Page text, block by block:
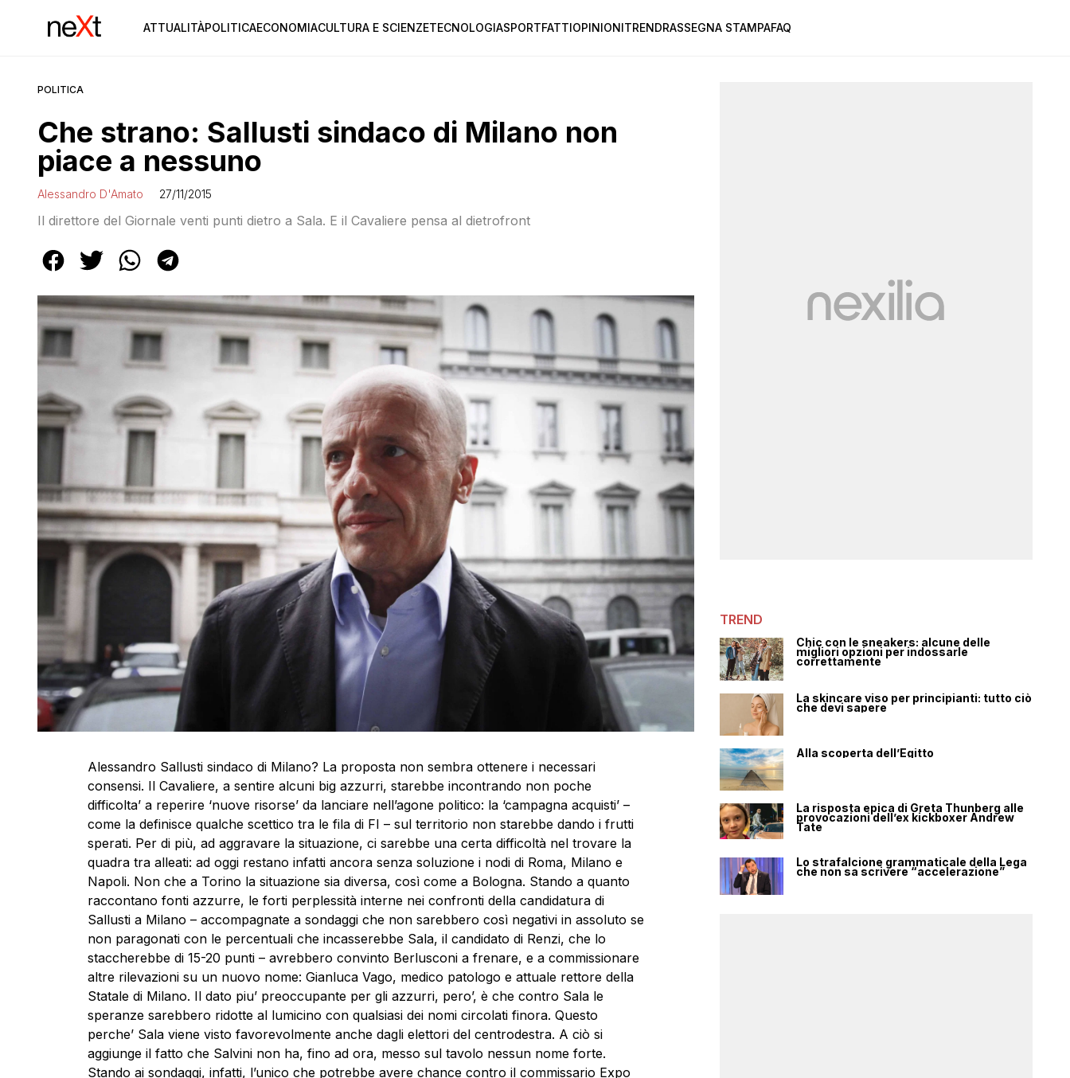
ATTUALITÀPOLITICAECONOMIACULTURA E SCIENZETECNOLOGIASPORTFATTIOPINIONITRENDRASSEGNA STAMPAFAQ
POLITICA
Che strano: Sallusti sindaco di Milano non
piace a nessuno
Alessandro D'Amato 27/11/2015
Il direttore del Giornale venti punti dietro a Sala. E il Cavaliere pensa al dietrofront
Alessandro Sallusti sindaco di Milano? La proposta non sembra ottenere i necessari
consensi. Il Cavaliere, a sentire alcuni big azzurri, starebbe incontrando non poche
difficolta’ a reperire ‘nuove risorse’ da lanciare nell’agone politico: la ‘campagna acquisti’ –
come la definisce qualche scettico tra le fila di FI – sul territorio non starebbe dando i frutti
sperati. Per di più, ad aggravare la situazione, ci sarebbe una certa difficoltà nel trovare la
quadra tra alleati: ad oggi restano infatti ancora senza soluzione i nodi di Roma, Milano e
Napoli. Non che a Torino la situazione sia diversa, così come a Bologna. Stando a quanto
raccontano fonti azzurre, le forti perplessità interne nei confronti della candidatura di
Sallusti a Milano – accompagnate a sondaggi che non sarebbero così negativi in assoluto se
non paragonati con le percentuali che incasserebbe Sala, il candidato di Renzi, che lo
staccherebbe di 15-20 punti – avrebbero convinto Berlusconi a frenare, e a commissionare
altre rilevazioni su un nuovo nome: Gianluca Vago, medico patologo e attuale rettore della
Statale di Milano. Il dato piu’ preoccupante per gli azzurri, pero’, è che contro Sala le
speranze sarebbero ridotte al lumicino con qualsiasi dei nomi circolati finora. Questo
perche’ Sala viene visto favorevolmente anche dagli elettori del centrodestra. A ciò si
aggiunge il fatto che Salvini non ha, fino ad ora, messo sul tavolo nessun nome forte.
Stando ai sondaggi, infatti, l’unico che potrebbe avere chance contro il commissario Expo
TREND
Chic con le sneakers: alcune delle
migliori opzioni per indossarle
correttamente
La skincare viso per principianti: tutto ciò
che devi sapere
Alla scoperta dell’Egitto
La risposta epica di Greta Thunberg alle
provocazioni dell’ex kickboxer Andrew
Tate
Lo strafalcione grammaticale della Lega
che non sa scrivere “accelerazione”